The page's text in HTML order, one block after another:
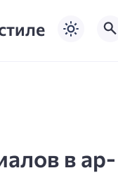
в ар-